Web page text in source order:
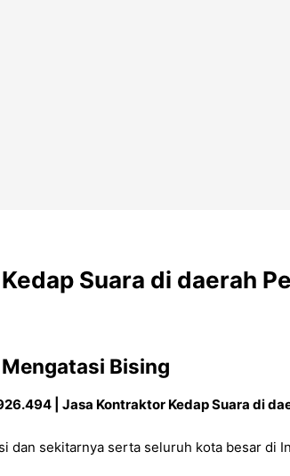
Suara di daerah
Bising
| Jasa Kontraktor Kedap Suara di
dan sekitarnya serta seluruh kota besar di